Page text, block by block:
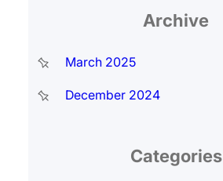
Archive
March 2025
December 2024
Categories